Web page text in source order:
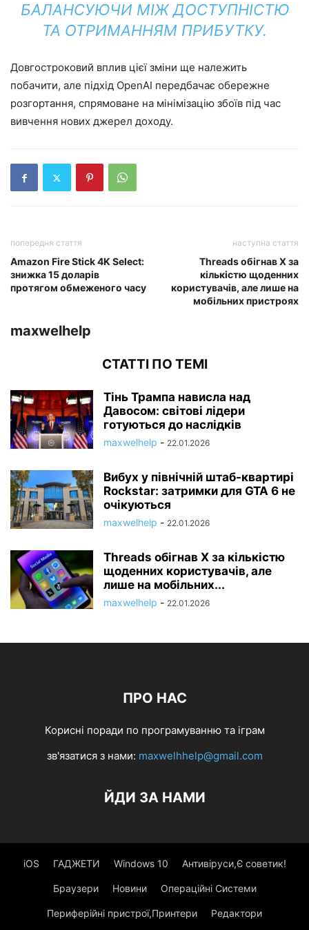
БАЛАНСУЮЧИ МІЖ ДОСТУПНІСТЮ
ТА ОТРИМАННЯМ ПРИБУТКУ.
Довгостроковий вплив цієї зміни ще належить
побачити, але підхід OpenAI передбачає обережне
розгортання, спрямоване на мінімізацію збоїв під час
вивчення нових джерел доходу.
попередня стаття
Amazon Fire Stick 4K Select:
знижка 15 доларів
протягом обмеженого часу
наступна стаття
Threads обігнав X за
кількістю щоденних
користувачів, але лише на
мобільних пристроях
maxwelhelp
СТАТТІ ПО ТЕМІ
Тінь Трампа нависла над
Давосом: світові лідери
готуються до наслідків
maxwelhelp - 22.01.2026
Вибух у північній штаб-квартирі
Rockstar: затримки для GTA 6 не
очікуються
maxwelhelp - 22.01.2026
Threads обігнав X за кількістю
щоденних користувачів, але
лише на мобільних...
maxwelhelp - 22.01.2026
ПРО НАС
Корисні поради по програмуванню та іграм
зв'язатися з нами: maxwelhhelp@gmail.com
ЙДИ ЗА НАМИ
iOS ГАДЖЕТИ Windows 10 Антивіруси,Є советик!
Браузери Новини Операційні Системи
Периферійні пристрої,Принтери Редактори